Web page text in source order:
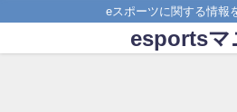
eスポーツに関する情報
esportsマ